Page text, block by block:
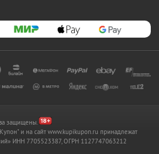
защищены.
и на сайт www.kupikupon.ru принадлежат
ИНН 7705523387, ОГРН 1127747063212